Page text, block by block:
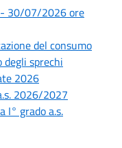
- 30/07/2026 ore
del consumo
sprechi
2026
2026/2027
I° grado a.s.